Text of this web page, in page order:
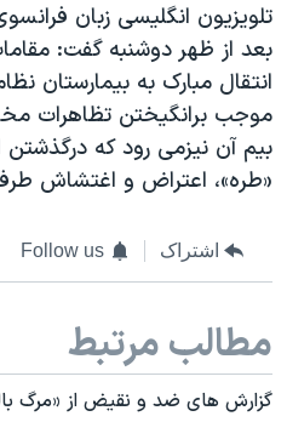
بعد از ظهر دوشنبه گفت:
انتقال مبارک به بیمارستان
موجب برانگیختن تظاهرات
بیم آن نیزمی رود که درگذشتن
«طره»، اعتراض و اغتشاش
اشتراک Follow us
مطالب مرتبط
گزارش های ضد و نقیض از «مرگ